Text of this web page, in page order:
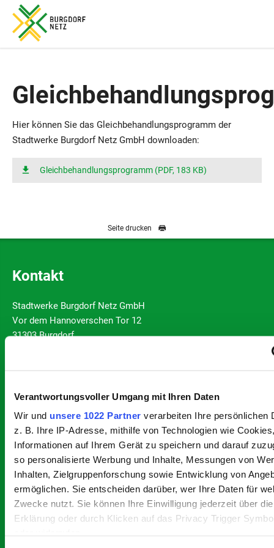
Verantwortungsvoller Umgang mit Ihren Daten
Wir und unsere 1022 Partner verarbeiten Ihre persönlichen
z. B. Ihre IP-Adresse, mithilfe von Technologien wie
Informationen auf Ihrem Gerät zu speichern und darauf
so personalisierte Werbung und Inhalte, Messungen von
Inhalten, Zielgruppenforschung sowie Entwicklung von
ermöglichen. Sie entscheiden darüber, wer Ihre Daten für
Zwecke nutzt. Sie können Ihre Einwilligung jederzeit über
Erklärung oder durch Klicken auf das Privacy Trigger
Sie sind hier: Home
Gleichbehandlungsprogramm
Hier können Sie das Gleichbehandlungsprogramm der
Stadtwerke Burgdorf Netz GmbH downloaden:
Gleichbehandlungsprogramm (PDF, 183 KB)
Seite drucken
Kontakt
Stadtwerke Burgdorf Netz GmbH
Vor dem Hannoverschen Tor 12
31303 Burgdorf
E-Mail:
info@netze-burgdorf.de
E-Mail für Presseanfragen:
medien@netze-burgdorf.de
Unsere Öffnungszeiten
Montag und Dienstag
08:00 – 15:00 Uhr
Mittwoch
08:00 – 12:00 Uhr
Donnerstag
08:00 – 18:00 Uhr